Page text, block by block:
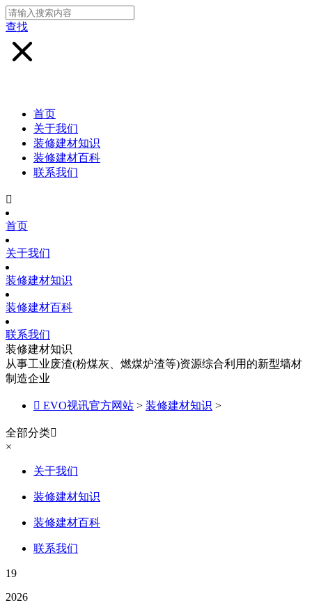
查找
首页
关于我们
装修建材知识
装修建材百科
联系我们

首页
关于我们
装修建材知识
装修建材百科
联系我们
装修建材知识
从事工业废渣(粉煤灰、燃煤炉渣等)资源综合利用的新型墙材
制造企业
 EVO视讯官方网站 > 装修建材知识 >
全部分类
×
关于我们
装修建材知识
装修建材百科
联系我们
19
2026